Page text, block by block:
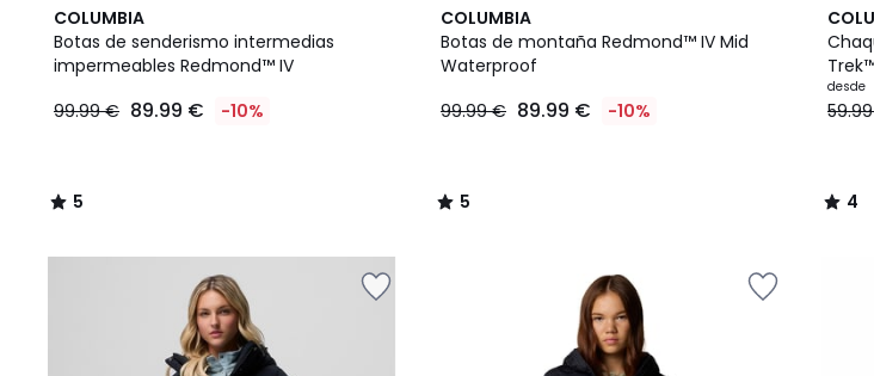
COLUMBIA
Botas de senderismo intermedias
impermeables Redmond™ IV
€
99.99
10%
99.99 € 89.99 € -10%
5
/
5
5
/
COLUMBIA
Botas de montaña Redmond™ IV Mid
Waterproof
99.99 € 89.99 € -10%
5
/
5
5
/
desde
4
/
5
3
4
/